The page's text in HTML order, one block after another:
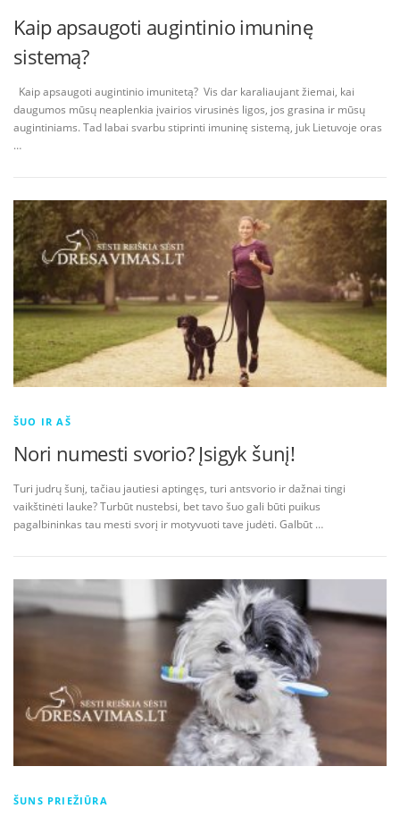
Kaip apsaugoti augintinio imuninę
sistemą?
Kaip apsaugoti augintinio imunitetą? Vis dar karaliaujant žiemai, kai
daugumos mūsų neaplenkia įvairios virusinės ligos, jos grasina ir mūsų
augintiniams. Tad labai svarbu stiprinti imuninę sistemą, juk Lietuvoje oras
…
ŠUO IR AŠ
Nori numesti svorio? Įsigyk šunį!
Turi judrų šunį, tačiau jautiesi aptingęs, turi antsvorio ir dažnai tingi
vaikštinėti lauke? Turbūt nustebsi, bet tavo šuo gali būti puikus
pagalbininkas tau mesti svorį ir motyvuoti tave judėti. Galbūt …
ŠUNS PRIEŽIŪRA